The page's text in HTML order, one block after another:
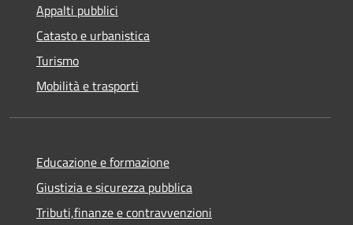
Appalti pubblici
Catasto e urbanistica
Turismo
Mobilità e trasporti
Educazione e formazione
Giustizia e sicurezza pubblica
Tributi,finanze e contravvenzioni